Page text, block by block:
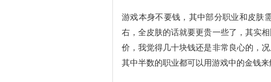
游戏本身不要钱，其中部分职业和皮肤
右，全皮肤的话就要更贵一些了，其实
价，我觉得几十块钱还是非常良心的，
其中半数的职业都可以用游戏中的金钱